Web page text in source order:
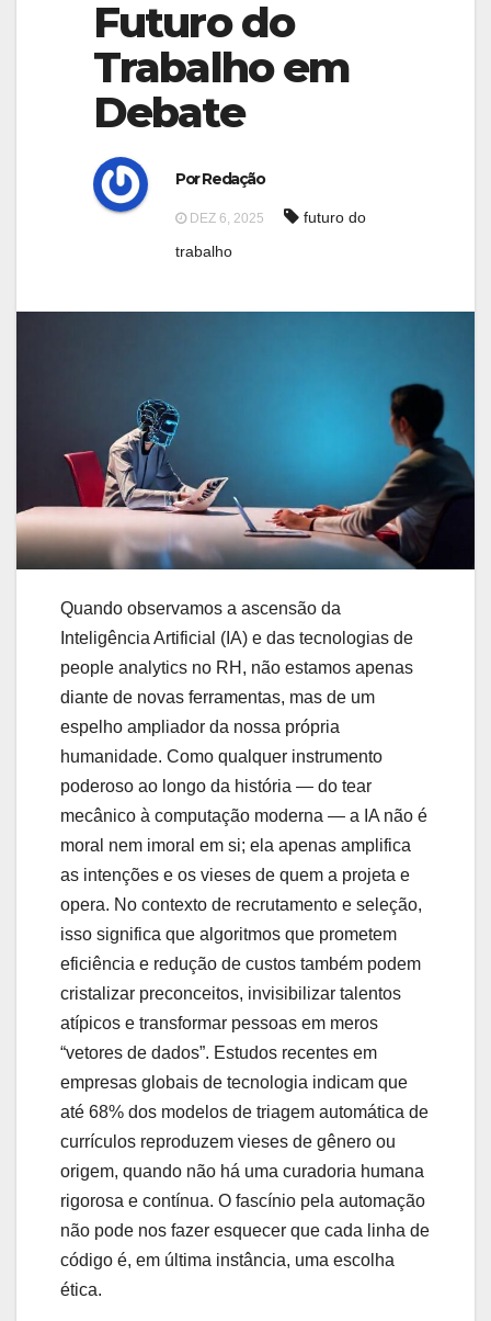
Futuro do
Trabalho em
Debate
Por Redação
DEZ 6, 2025
futuro do
trabalho
Quando observamos a ascensão da
Inteligência Artificial (IA) e das tecnologias de
people analytics no RH, não estamos apenas
diante de novas ferramentas, mas de um
espelho ampliador da nossa própria
humanidade. Como qualquer instrumento
poderoso ao longo da história — do tear
mecânico à computação moderna — a IA não é
moral nem imoral em si; ela apenas amplifica
as intenções e os vieses de quem a projeta e
opera. No contexto de recrutamento e seleção,
isso significa que algoritmos que prometem
eficiência e redução de custos também podem
cristalizar preconceitos, invisibilizar talentos
atípicos e transformar pessoas em meros
“vetores de dados”. Estudos recentes em
empresas globais de tecnologia indicam que
até 68% dos modelos de triagem automática de
currículos reproduzem vieses de gênero ou
origem, quando não há uma curadoria humana
rigorosa e contínua. O fascínio pela automação
não pode nos fazer esquecer que cada linha de
código é, em última instância, uma escolha
ética.